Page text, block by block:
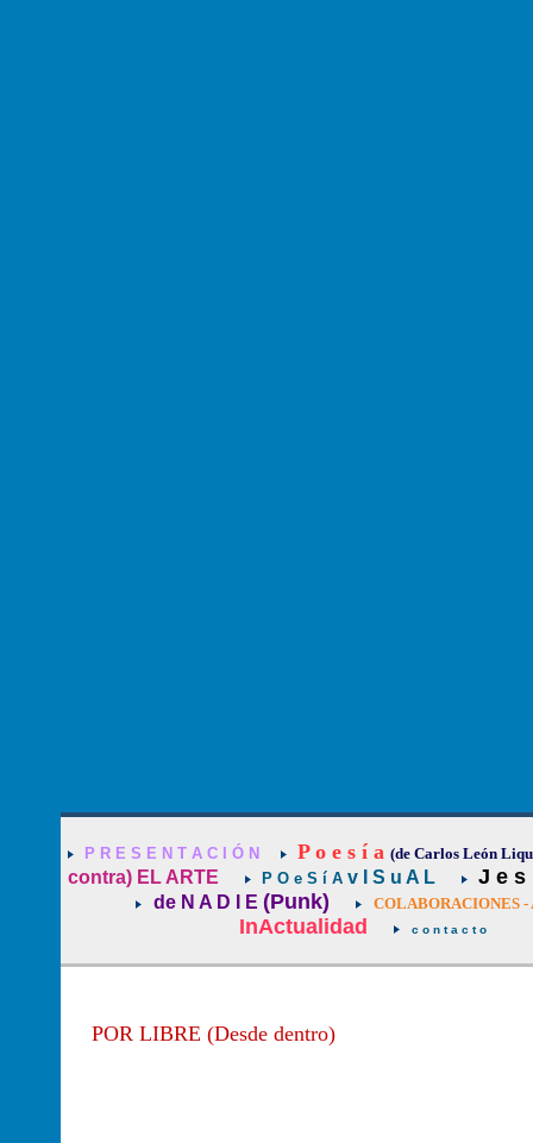
P R E S E N T A C I Ó N P o e s í a (de Carlos León
contra) EL ARTE P O e S í Av I S u A L J e s
de N A D I E (Punk) COLABORACIONES -
InActualidad c o n t a c t o
POR LIBRE (Desde dentro)